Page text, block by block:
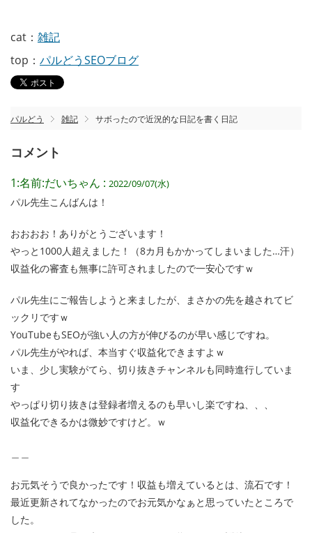
cat： 雑記
top： パルどうSEOブログ
パルどう 雑記 サボったので近況的な日記を書く日記
コメント
1:名前:だいちゃん : 2022/09/07(水)
パル先生こんばんは！
おおおお！ありがとうございます！
やっと1000人超えました！（8カ月もかかってしまいました…汗）
収益化の審査も無事に許可されましたので一安心ですｗ
パル先生にご報告しようと来ましたが、まさかの先を越されてビ
ックリですｗ
YouTubeもSEOが強い人の方が伸びるのが早い感じですね。
パル先生がやれば、本当すぐ収益化できますよｗ
いま、少し実験がてら、切り抜きチャンネルも同時進行していま
す
やっぱり切り抜きは登録者増えるのも早いし楽ですね、、、
収益化できるかは微妙ですけど。ｗ
お元気そうで良かったです！収益も増えているとは、流石です！
最近更新されてなかったのでお元気かなぁと思っていたところで
した。